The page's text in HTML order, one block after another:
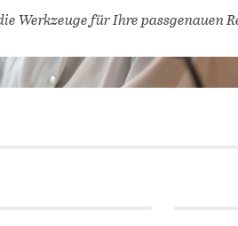
(DBIS)
SAMMLUNGEN
Werkzeuge für Ihre passgenauen